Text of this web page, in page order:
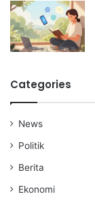
Categories
News
Politik
Berita
Ekonomi